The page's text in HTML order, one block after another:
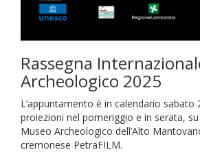
Rassegna
Archeologico 2025
L’appuntamento è in calendario sabato
proiezioni nel pomeriggio e in serata,
Museo Archeologico dell’Alto
cremonese PetraFILM.